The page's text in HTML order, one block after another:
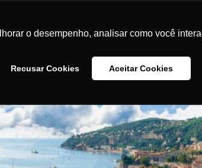
o desempenho, analisar como você
Recusar Cookies Aceitar Cookies